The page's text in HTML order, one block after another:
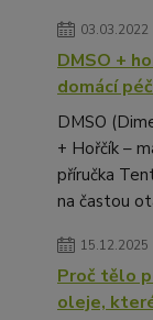
03.03.2022
DMSO +
domácí
DMSO
+ Hořčík –
příručka
na častou
15.12.2025
Proč tělo
oleje,